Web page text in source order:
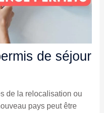
de séjour
de la relocalisation ou
pays peut être